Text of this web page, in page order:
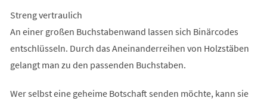
Streng vertraulich
An einer großen Buchstabenwand lassen sich Binärcodes
entschlüsseln. Durch das Aneinanderreihen von Holzstäben
gelangt man zu den passenden Buchstaben.
Wer selbst eine geheime Botschaft senden möchte, kann sie